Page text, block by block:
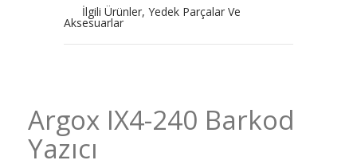
İlgili Ürünler, Yedek Parçalar Ve
Aksesuarlar
Argox IX4-240 Barkod
Yazıcı